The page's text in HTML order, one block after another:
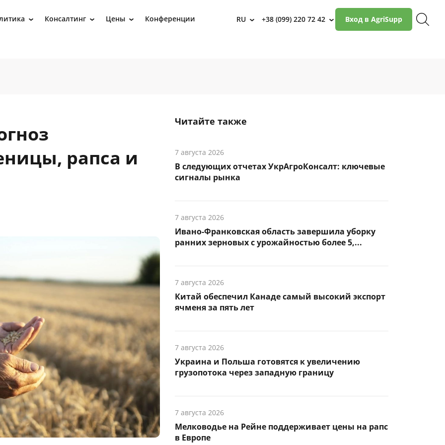
› Консалтинг › Цены › Конференции RU › +38 (099) 220 72 42 › Вход в AgriSupp
рапса и
Читайте также
7 августа 2026
В следующих отчетах УкрАгроКонсалт: ключевые
сигналы рынка
7 августа 2026
Ивано-Франковская область завершила уборку
ранних зерновых с урожайностью более 5,...
7 августа 2026
Китай обеспечил Канаде самый высокий экспорт
ячменя за пять лет
7 августа 2026
Украина и Польша готовятся к увеличению
грузопотока через западную границу
7 августа 2026
Мелководье на Рейне поддерживает цены на рапс
в Европе